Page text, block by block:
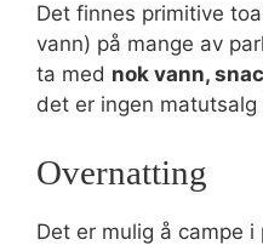
Det finnes primitive
vann) på mange av
ta med nok vann,
det er ingen matutsalg
Overnatting
Det er mulig å campe i